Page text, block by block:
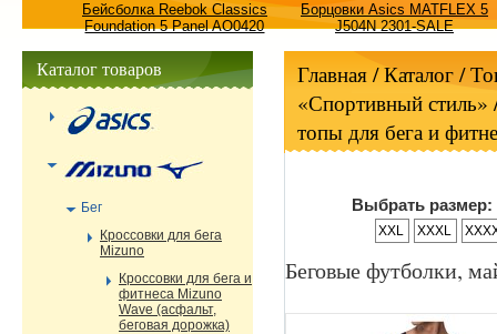
Бейсболка Reebok Classics
Foundation 5 Panel AO0420
Борцовки Asics MATFLEX 5
J504N 2301-SALE
Главная/ Каталог /
«Спортивный стиль»
топы для бега и
Выбрать размер:
XXL XXXL
Беговые футболки,
Каталог товаров
Бег
Кроссовки для бега
Mizuno
Кроссовки для бега и
фитнеса Mizuno
Wave (асфальт,
беговая дорожка)